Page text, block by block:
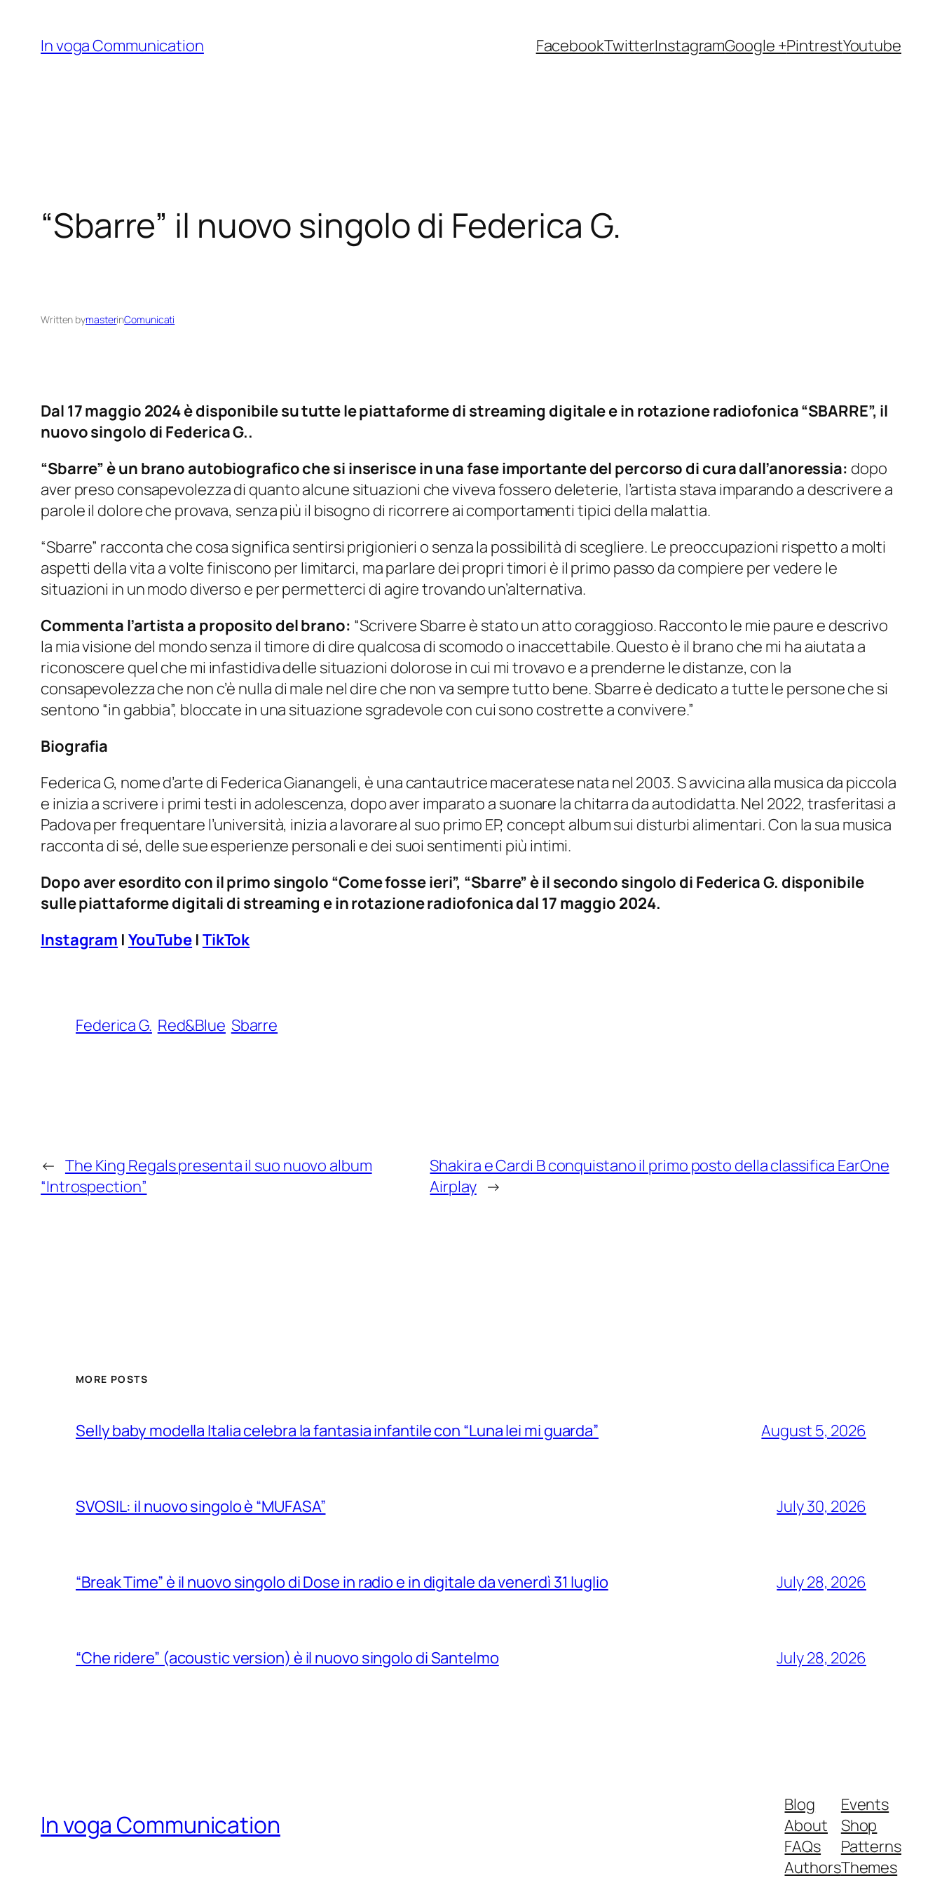
content
In voga Communication FacebookTwitterInstagramGoogle +PintrestYoutube
“Sbarre” il nuovo singolo di Federica G.
Written bymasterinComunicati
Dal 17 maggio 2024 è disponibile su tutte le piattaforme di streaming digitale e in rotazione radiofonica “SBARRE”, il
nuovo singolo di Federica G..
“Sbarre” è un brano autobiografico che si inserisce in una fase importante del percorso di cura dall’anoressia: dopo
aver preso consapevolezza di quanto alcune situazioni che viveva fossero deleterie, l’artista stava imparando a descrivere a
parole il dolore che provava, senza più il bisogno di ricorrere ai comportamenti tipici della malattia.
“Sbarre” racconta che cosa significa sentirsi prigionieri o senza la possibilità di scegliere. Le preoccupazioni rispetto a molti
aspetti della vita a volte finiscono per limitarci, ma parlare dei propri timori è il primo passo da compiere per vedere le
situazioni in un modo diverso e per permetterci di agire trovando un’alternativa.
Commenta l’artista a proposito del brano: “Scrivere Sbarre è stato un atto coraggioso. Racconto le mie paure e descrivo
la mia visione del mondo senza il timore di dire qualcosa di scomodo o inaccettabile. Questo è il brano che mi ha aiutata a
riconoscere quel che mi infastidiva delle situazioni dolorose in cui mi trovavo e a prenderne le distanze, con la
consapevolezza che non c’è nulla di male nel dire che non va sempre tutto bene. Sbarre è dedicato a tutte le persone che si
sentono “in gabbia”, bloccate in una situazione sgradevole con cui sono costrette a convivere.”
Biografia
Federica G, nome d’arte di Federica Gianangeli, è una cantautrice maceratese nata nel 2003. S avvicina alla musica da piccola
e inizia a scrivere i primi testi in adolescenza, dopo aver imparato a suonare la chitarra da autodidatta. Nel 2022, trasferitasi a
Padova per frequentare l’università, inizia a lavorare al suo primo EP, concept album sui disturbi alimentari. Con la sua musica
racconta di sé, delle sue esperienze personali e dei suoi sentimenti più intimi.
Dopo aver esordito con il primo singolo “Come fosse ieri”, “Sbarre” è il secondo singolo di Federica G. disponibile
sulle piattaforme digitali di streaming e in rotazione radiofonica dal 17 maggio 2024.
Instagram | YouTube | TikTok
Federica G. Red&Blue Sbarre
← The King Regals presenta il suo nuovo album
“Introspection”
Shakira e Cardi B conquistano il primo posto della classifica EarOne
Airplay →
MORE POSTS
Selly baby modella Italia celebra la fantasia infantile con “Luna lei mi guarda” August 5, 2026
SVOSIL: il nuovo singolo è “MUFASA” July 30, 2026
“Break Time” è il nuovo singolo di Dose in radio e in digitale da venerdì 31 luglio July 28, 2026
“Che ridere” (acoustic version) è il nuovo singolo di Santelmo July 28, 2026
In voga Communication
Blog
About
FAQs
Authors
Events
Shop
Patterns
Themes